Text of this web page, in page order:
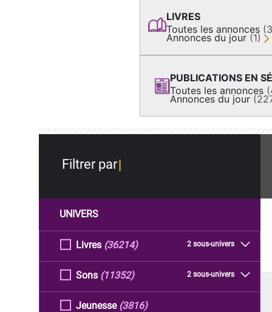
LIVRES
Toutes les annonces
Annonces du jour (1)
PUBLICATIONS EN
Toutes les annonces
Annonces du jour
Filtrer par
UNIVERS
Livres 2 sous-univers
(36214)
Sons 2 sous-univers
(11352)
Jeunesse (3816)